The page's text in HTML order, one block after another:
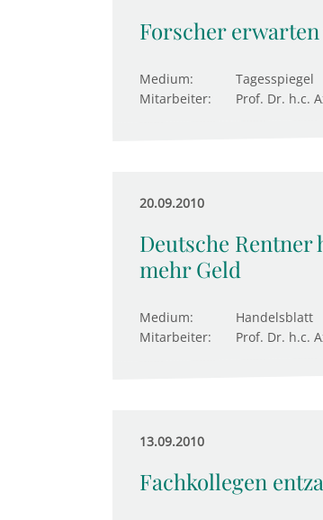
Forscher
Medium:
Tagesspiegel
Mitarbeiter:
Prof. Dr. h.c.
20.09.2010
Deutsche Rentner
mehr Geld
Medium:
Handelsblatt
Mitarbeiter:
Prof. Dr. h.c.
13.09.2010
Fachkollegen